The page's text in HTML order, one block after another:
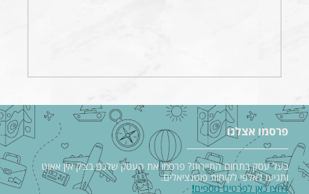
פרסמו אצלנו
בעל עסק בתחום התיירות? פרסמו את העסק שלכם בצ׳ק אין אאוט
ותגיעו לאלפי לקוחות פוטנציאלים.
לחצו כאן לפרטים נוספים!